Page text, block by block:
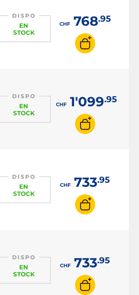
DISPO
EN
STOCK
CHF768.95
DISPO
EN
STOCK
CHF1'099.95
DISPO
EN
STOCK
CHF733.95
DISPO
EN
STOCK
CHF733.95